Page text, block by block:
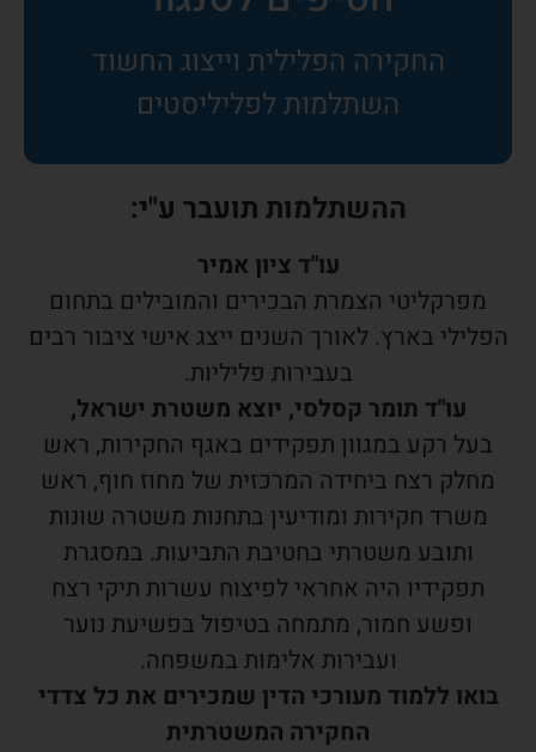
החקירה הפלילית וייצוג החשוד
השתלמות לפליליסטים
ההשתלמות תועבר ע"י:
עו"ד ציון אמיר
מפרקליטי הצמרת הבכירים והמובילים בתחום
הפלילי בארץ. לאורך השנים ייצג אישי ציבור רבים
בעבירות פליליות.
עו"ד תומר קסלסי, יוצא משטרת ישראל,
בעל רקע במגוון תפקידים באגף החקירות, ראש
מחלק רצח ביחידה המרכזית של מחוז חוף, ראש
משרד חקירות ומודיעין בתחנות משטרה שונות
ותובע משטרתי בחטיבת התביעות. במסגרת
תפקידיו היה אחראי לפיצוח עשרות תיקי רצח
ופשע חמור, מתמחה בטיפול בפשיעת נוער
ועבירות אלימות במשפחה.
בואו ללמוד מעורכי הדין שמכירים את כל צדדי
החקירה המשטרתית